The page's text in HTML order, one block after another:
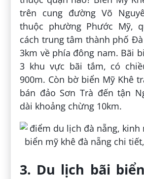
trên cung đường Võ
thuộc phường Phước Mỹ,
cách trung tâm thành phố
3km về phía đông nam. Bãi
3 khu vực bãi tắm, có
900m. Còn bờ biển Mỹ Khê
bán đảo Sơn Trà đến tận
dài khoảng chừng 10km.
3. Du lịch bãi